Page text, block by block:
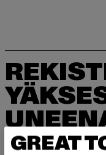
Tilaa
GREAT